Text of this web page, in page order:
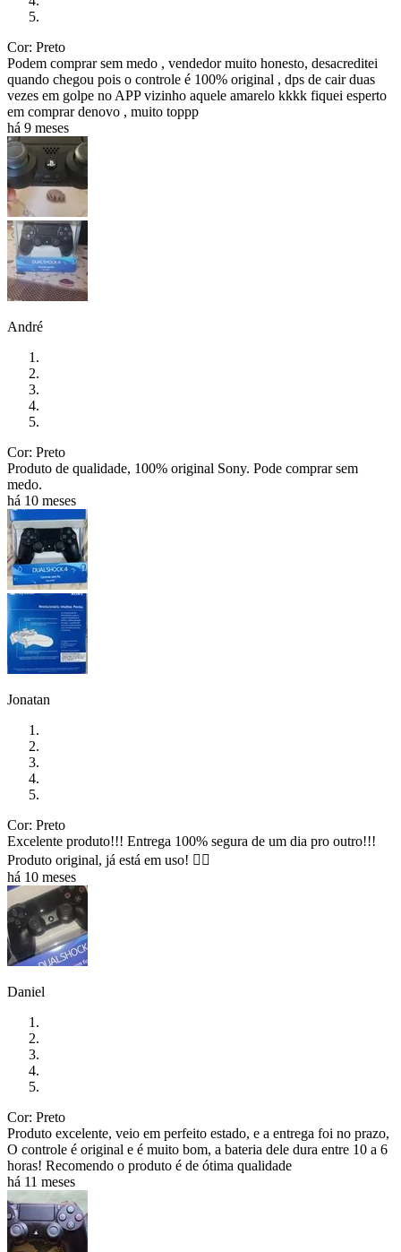
Cor: Preto
Podem comprar sem medo , vendedor muito honesto, desacreditei
quando chegou pois o controle é 100% original , dps de cair duas
vezes em golpe no APP vizinho aquele amarelo kkkk fiquei esperto
em comprar denovo , muito toppp
há 9 meses
André
Cor: Preto
Produto de qualidade, 100% original Sony. Pode comprar sem
medo.
há 10 meses
Jonatan
Cor: Preto
Excelente produto!!! Entrega 100% segura de um dia pro outro!!!
Produto original, já está em uso! ✌🏼
há 10 meses
Daniel
Cor: Preto
Produto excelente, veio em perfeito estado, e a entrega foi no prazo,
O controle é original e é muito bom, a bateria dele dura entre 10 a 6
horas! Recomendo o produto é de ótima qualidade
há 11 meses